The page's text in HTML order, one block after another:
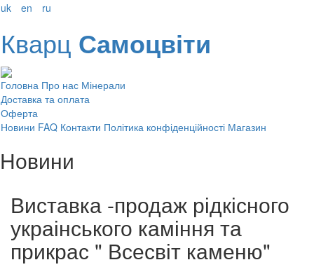
uk en ru
Кварц Самоцвіти
Головна Про нас Мінерали
Доставка та оплата
Оферта
Новини FAQ Контакти Політика конфіденційності Магазин
Новини
Виставка -продаж рідкісного
украінського каміння та
прикрас " Всесвіт каменю"